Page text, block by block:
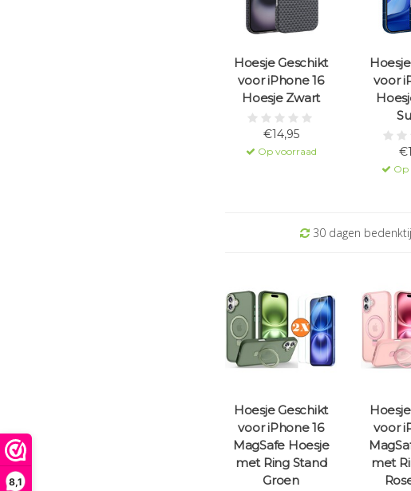
8,1
Hoesje Geschikt
voor iPhone 16
Hoesje Zwart
€14,95
Op voorraad
voor
Op
30 dagen
Hoesje Geschikt
voor iPhone 16
MagSafe Hoesje
met Ring Stand
Groen
voor
met